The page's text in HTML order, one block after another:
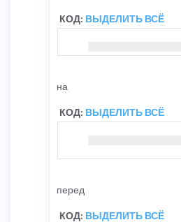
КОД: ВЫДЕЛИТЬ ВСЁ
на
КОД: ВЫДЕЛИТЬ ВСЁ
перед
КОД: ВЫДЕЛИТЬ ВСЁ